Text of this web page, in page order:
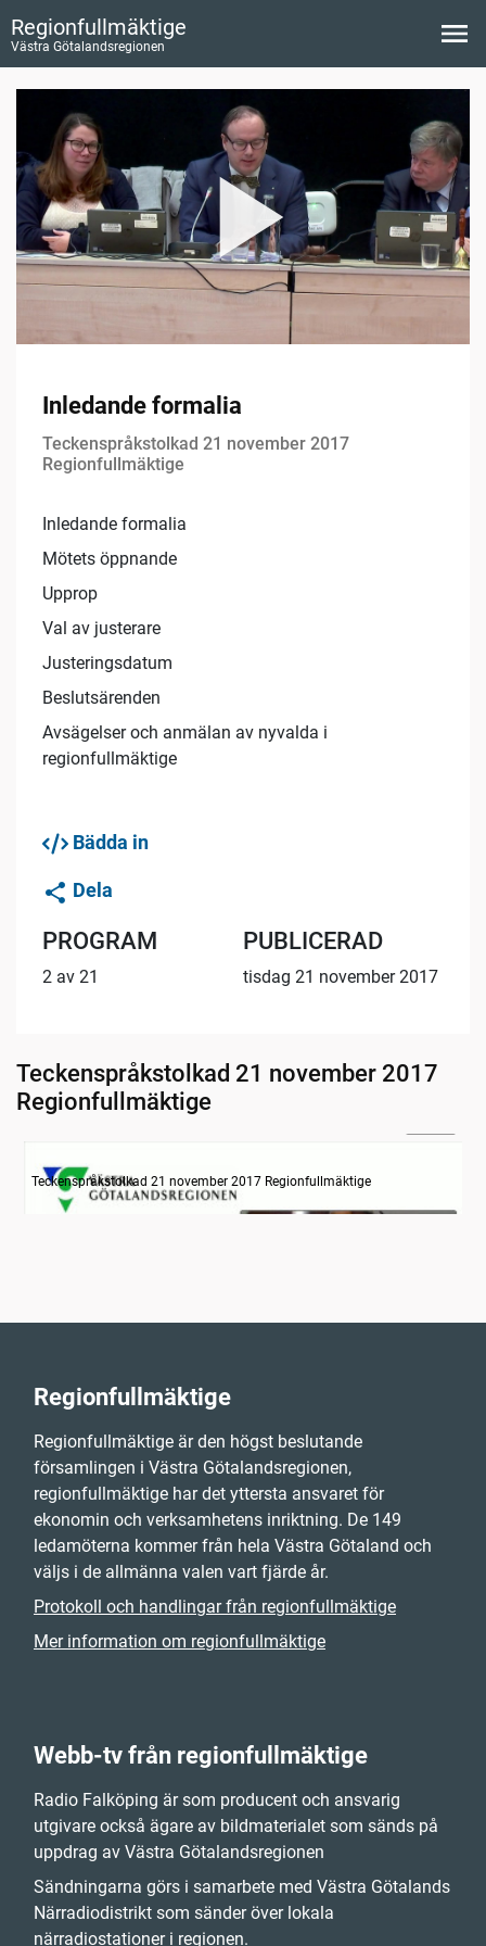
Regionfullmäktige
Västra Götalandsregionen
Inledande formalia
Teckenspråkstolkad 21 november 2017
Regionfullmäktige
Inledande formalia
Mötets öppnande
Upprop
Val av justerare
Justeringsdatum
Beslutsärenden
Avsägelser och anmälan av nyvalda i
regionfullmäktige
Bädda in
Dela
PROGRAM
2 av 21
PUBLICERAD
tisdag 21 november 2017
Teckenspråkstolkad 21 november 2017
Regionfullmäktige
Information
Teckenspråkstolkad 21 november 2017 Regionfullmäktige
Regionfullmäktige
Regionfullmäktige är den högst beslutande
församlingen i Västra Götalandsregionen,
regionfullmäktige har det yttersta ansvaret för
ekonomin och verksamhetens inriktning. De 149
ledamöterna kommer från hela Västra Götaland och
väljs i de allmänna valen vart fjärde år.
Protokoll och handlingar från regionfullmäktige
Mer information om regionfullmäktige
Webb-tv från regionfullmäktige
Radio Falköping är som producent och ansvarig
utgivare också ägare av bildmaterialet som sänds på
uppdrag av Västra Götalandsregionen
Sändningarna görs i samarbete med Västra Götalands
Närradiodistrikt som sänder över lokala
närradiostationer i regionen.